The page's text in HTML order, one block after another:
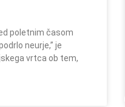
poletnim časom
neurje,” je
vrtca ob tem,